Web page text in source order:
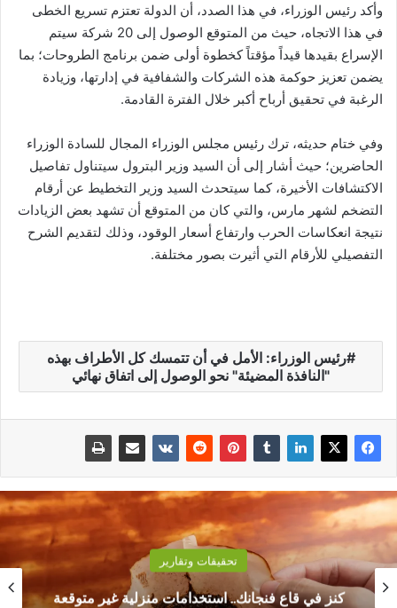
وأكد رئيس الوزراء، في هذا الصدد، أن الدولة تعتزم تسريع الخطى
في هذا الاتجاه، حيث من المتوقع الوصول إلى 20 شركة سيتم
الإسراع بقيدها قيداً مؤقتاً كخطوة أولى ضمن برنامج الطروحات؛ بما
يضمن تعزيز حوكمة هذه الشركات والشفافية في إدارتها، وزيادة
الرغبة في تحقيق أرباح أكبر خلال الفترة القادمة.
وفي ختام حديثه، ترك رئيس مجلس الوزراء المجال للسادة الوزراء
الحاضرين؛ حيث أشار إلى أن السيد وزير البترول سيتناول تفاصيل
الاكتشافات الأخيرة، كما سيتحدث السيد وزير التخطيط عن أرقام
التضخم لشهر مارس، والتي كان من المتوقع أن تشهد بعض الزيادات
نتيجة انعكاسات الحرب وارتفاع أسعار الوقود، وذلك لتقديم الشرح
التفصيلي للأرقام التي أثيرت بصور مختلفة.
رئيس الوزراء: الأمل في أن تتمسك كل الأطراف بهذه
"النافذة المضيئة" نحو الوصول إلى اتفاق نهائي
غير متوقعة
تحقيقات وتقارير